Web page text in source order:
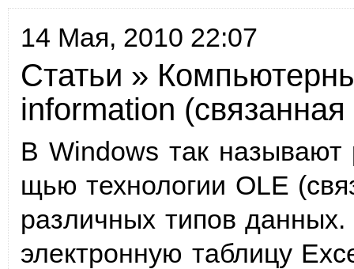
14 Мая, 2010 22:07
Статьи »
information
В Windows так называют
щью технологии OLE
различных типов
электронную таблицу